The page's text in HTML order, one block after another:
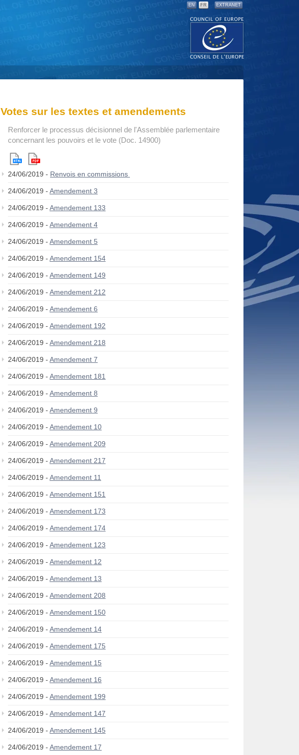
EN FR EXTRANET
Votes sur les textes et amendements
Renforcer le processus décisionnel de l'Assemblée parlementaire
concernant les pouvoirs et le vote (Doc. 14900)
24/06/2019 - Renvois en commissions
24/06/2019 - Amendement 3
24/06/2019 - Amendement 133
24/06/2019 - Amendement 4
24/06/2019 - Amendement 5
24/06/2019 - Amendement 154
24/06/2019 - Amendement 149
24/06/2019 - Amendement 212
24/06/2019 - Amendement 6
24/06/2019 - Amendement 192
24/06/2019 - Amendement 218
24/06/2019 - Amendement 7
24/06/2019 - Amendement 181
24/06/2019 - Amendement 8
24/06/2019 - Amendement 9
24/06/2019 - Amendement 10
24/06/2019 - Amendement 209
24/06/2019 - Amendement 217
24/06/2019 - Amendement 11
24/06/2019 - Amendement 151
24/06/2019 - Amendement 173
24/06/2019 - Amendement 174
24/06/2019 - Amendement 123
24/06/2019 - Amendement 12
24/06/2019 - Amendement 13
24/06/2019 - Amendement 208
24/06/2019 - Amendement 150
24/06/2019 - Amendement 14
24/06/2019 - Amendement 175
24/06/2019 - Amendement 15
24/06/2019 - Amendement 16
24/06/2019 - Amendement 199
24/06/2019 - Amendement 147
24/06/2019 - Amendement 145
24/06/2019 - Amendement 17